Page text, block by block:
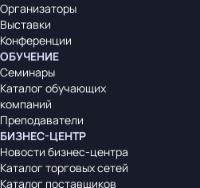
Организаторы
Выставки
Конференции
ОБУЧЕНИЕ
Семинары
Каталог обучающих
компаний
Преподаватели
БИЗНЕС-ЦЕНТР
Новости бизнес-центра
Каталог торговых сетей
Каталог поставщиков